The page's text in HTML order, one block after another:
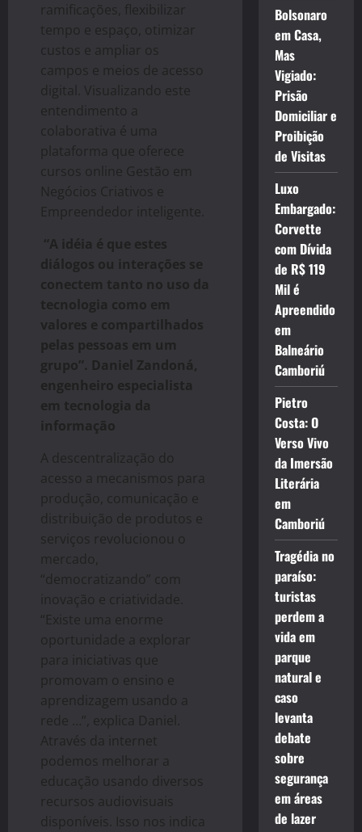
ramificações, flexibilizar
tempo e espaço, otimizar
custos e ampliar os
campos e meios de acesso
digital. Visualizando este
entendimento a
colaborativa é uma
plataforma que oferece
cursos online Gestão em
Negócios Criativos e
Empreendedor inteligente.
“A idéia é que estes
diálogos ou interações se
conectem tanto no uso da
tecnologia como em
valores e compartilhados
pelas pessoas em um
grupo”. Daniel Zandoná,
engenheiro especialista
em tecnologia da
informação
A descentralização do
acesso a mecanismos para
produção, comunicação e
distribuição de produtos e
serviços revolucionou o
mercado,
“democratizando” com
inovação e criatividade.
“Existe uma enorme
oportunidade a explorar
para iniciativas que
promovam o ensino e
aprendizagem usando a
rede …”, explica Daniel.
Através da internet
podemos melhorar a
educação usando diversos
recursos audiovisuais
disponíveis. Isso nos indica
Bolsonaro
em Casa,
Mas
Vigiado:
Prisão
Domiciliar e
Proibição
de Visitas
Luxo
Embargado:
Corvette
com Dívida
de R$ 119
Mil é
Apreendido
em
Balneário
Camboriú
Pietro
Costa: O
Verso Vivo
da Imersão
Literária
em
Camboriú
Tragédia no
paraíso:
turistas
perdem a
vida em
parque
natural e
caso
levanta
debate
sobre
segurança
em áreas
de lazer